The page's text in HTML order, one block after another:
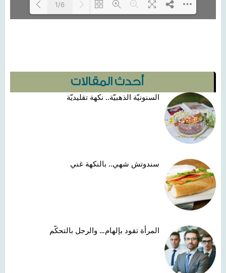
أحدث المقالات
السنونيّة الذهبيّة.. نكهة تقليديّة
سندوتش شهي.. بالنكهة غني
المرأة تقود بإلهام… والرجل بالتحكّم
1/6